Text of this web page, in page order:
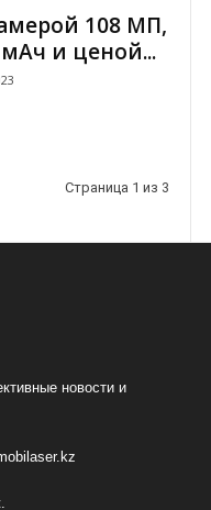
108 МП,
и ценой...
Страница 1 из 3
новости и